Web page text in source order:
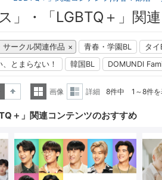
」・「LGBTQ＋」関
サークル関連作品 青春・学園BL タイ
とまらない！
韓国BL DOMUNDI
表示
画像
表示
詳細 8件中 1～8件を
＋」関連コンテンツのおすすめ